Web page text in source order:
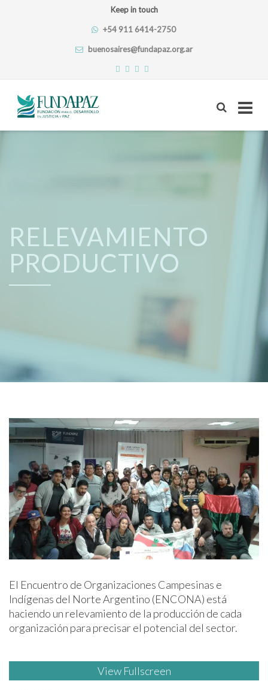
Keep in touch
+54 911 6414-2750
buenosaires@fundapaz.org.ar
Skip
RELEVAMIENTO
PRODUCTIVO
El Encuentro de Organizaciones Campesinas e
Indígenas del Norte Argentino (ENCONA) está
haciendo un relevamiento de la producción de cada
organización para precisar el potencial del sector.
View Fullscreen